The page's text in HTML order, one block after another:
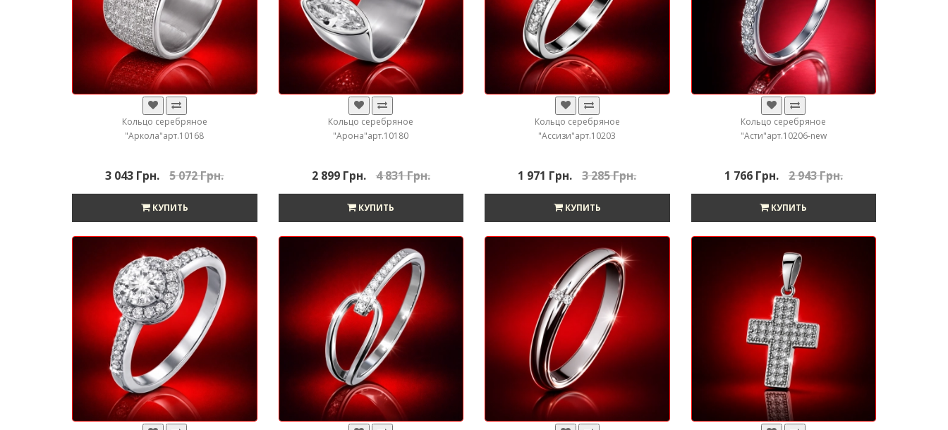
Кольцо серебряное
"Аркола"арт.10168
3 043 Грн. 5 072 Грн.
КУПИТЬ
Кольцо серебряное
"Арона"арт.10180
2 899 Грн. 4 831 Грн.
КУПИТЬ
Кольцо серебряное
"Ассизи"арт.10203
1 971 Грн. 3 285 Грн.
КУПИТЬ
Кольцо серебряное
"Асти"арт.10206-new
1 766 Грн. 2 943 Грн.
КУПИТЬ